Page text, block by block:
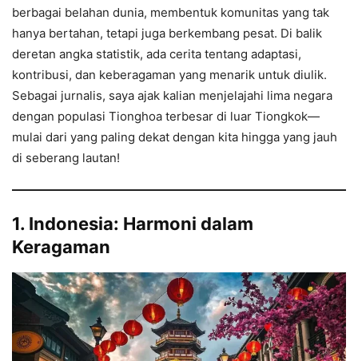
berbagai belahan dunia, membentuk komunitas yang tak
hanya bertahan, tetapi juga berkembang pesat. Di balik
deretan angka statistik, ada cerita tentang adaptasi,
kontribusi, dan keberagaman yang menarik untuk diulik.
Sebagai jurnalis, saya ajak kalian menjelajahi lima negara
dengan populasi Tionghoa terbesar di luar Tiongkok—
mulai dari yang paling dekat dengan kita hingga yang jauh
di seberang lautan!
1. Indonesia: Harmoni dalam
Keragaman